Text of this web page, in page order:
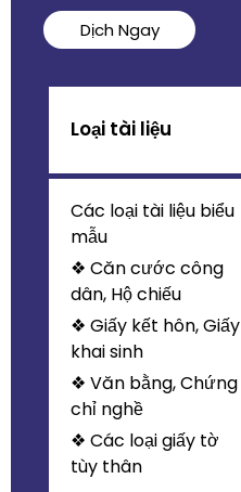
Dịch Ngay
Loại tài liệu
Các loại tài liệu biểu
mẫu
❖ Căn cước công
dân, Hộ chiếu
❖ Giấy kết hôn, Giấy
khai sinh
❖ Văn bằng, Chứng
chỉ nghề
❖ Các loại giấy tờ
tùy thân